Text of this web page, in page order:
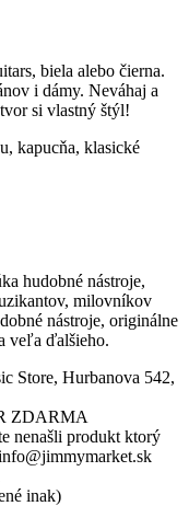
biela alebo čierna.
i dámy. Neváhaj a
si vlastný štýl!
kapucňa, klasické
hudobné nástroje,
milovníkov
nástroje, originálne
veľa ďalšieho.
Store, Hurbanova 542,
ZDARMA
nenašli produkt ktorý
inak)